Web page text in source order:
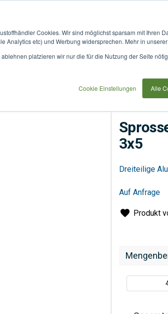
Cookies. Wir sind möglichst sparsam mit Ihren
Analytics etc) und Werbung widersprechen. Mehr in unserer
platzieren wir nur die für die Nutzung der Seite
Cookie Einstellungen Alle
3x5
Dreiteilige
Auf Anfrage
Produkt